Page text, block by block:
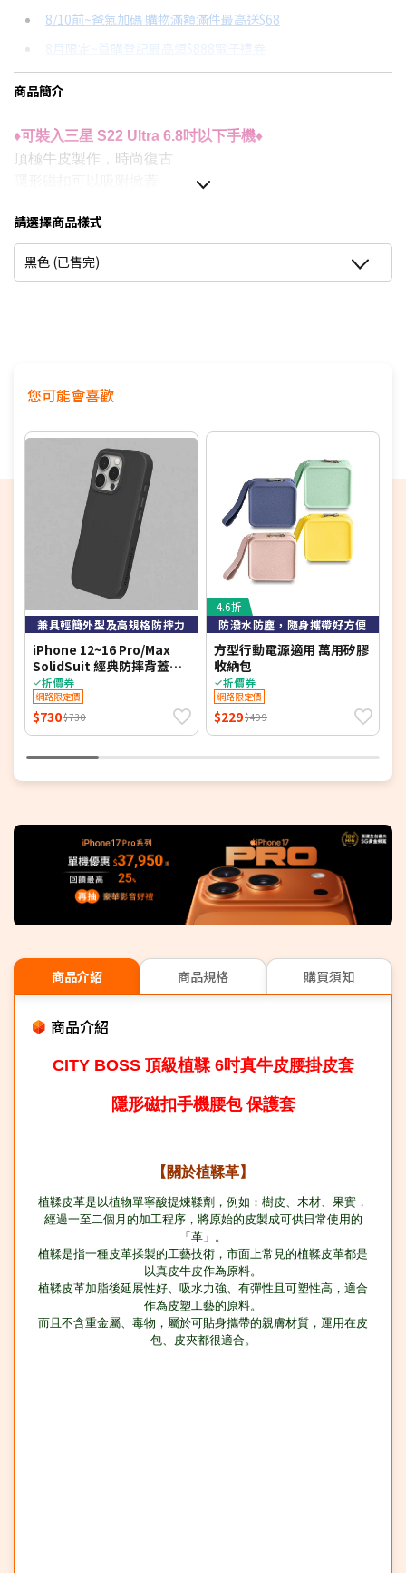
分期數
12期
24期
每期金額
$43
配合銀行/業者
8/10前~爸氣加碼 購物滿額滿件最高送$68
8月限定~首購登記最高領$888電子禮券
台灣大哥大Open Possible聯名卡滿額最高回饋25%
更多信用卡分期0利率滿額享回饋
商品簡介
♦可裝入三星 S22 Ultra 6.8吋以下手機♦
頂極牛皮製作，時尚復古
收納夾層，可放置百鈔與卡片
請選擇商品樣式
黑色 (已售完)
您可能會喜歡
兼具輕簡外型及高規格防摔力
iPhone 12~16 Pro/Max
SolidSuit 經典防摔背蓋手
機殼『一般版(無Magsafe
磁吸)』
折價券
網路限定價
$730$730
4.6折
防潑水防塵，隨身攜帶好方便
方型行動電源適用 萬用矽膠
收納包
折價券
網路限定價
$229$499
商品介紹 商品規格 購買須知
商品介紹
CITY BOSS 頂級植鞣 6吋真牛皮腰掛皮套
隱形磁扣手機腰包 保護套
【關於植鞣革】
植鞣皮革是以植物單寧酸提煉鞣劑，例如：樹皮、木材、果實，
經過一至二個月的加工程序，將原始的皮製成可供日常使用的
「革」。
植鞣是指一種皮革揉製的工藝技術，市面上常見的植鞣皮革都是
以真皮牛皮作為原料。
植鞣皮革加脂後延展性好、吸水力強、有彈性且可塑性高，適合
作為皮塑工藝的原料。
而且不含重金屬、毒物，屬於可貼身攜帶的親膚材質，運用在皮
包、皮夾都很適合。